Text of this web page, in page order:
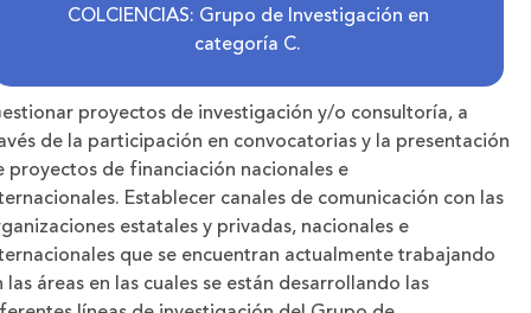
COLCIENCIAS: Grupo de Investigación en
categoría C.
proyectos de investigación y/o consultoría, a
de la participación en convocatorias y la presentación
proyectos de financiación nacionales e
Establecer canales de comunicación con las
estatales y privadas, nacionales e
que se encuentran actualmente trabajando
las áreas en las cuales se están desarrollando las